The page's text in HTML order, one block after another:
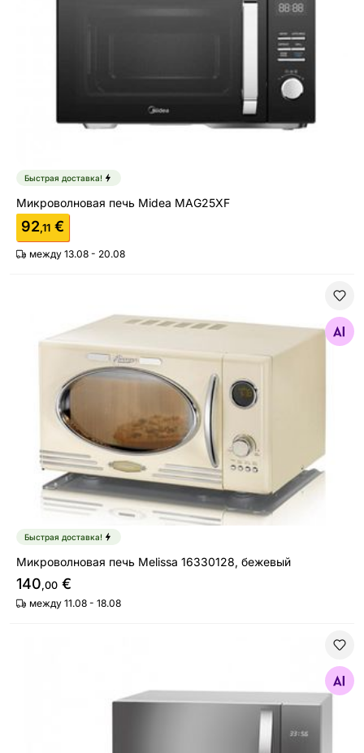
Быстрая доставка!
Микроволновая печь Midea MAG25XF
92,11 €
между 13.08 - 20.08
Микроволновая печь Melissa 16330128, бежевый
Найдите похожие
Быстрая доставка!
Микроволновая печь Melissa 16330128, бежевый
140,00 €
между 11.08 - 18.08